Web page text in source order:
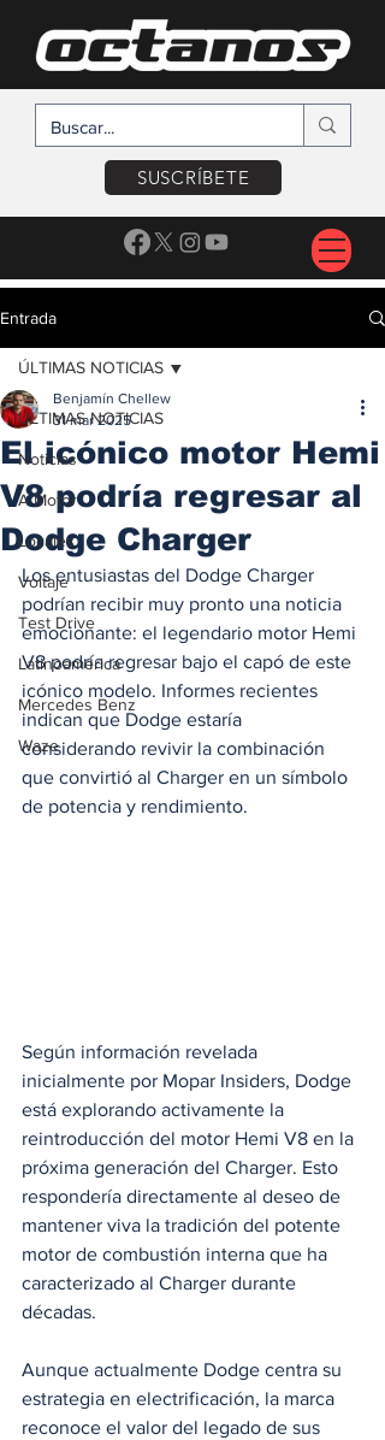
SUSCRÍBETE
Entrada
ÚLTIMAS NOTICIAS
Noticias
A Motor
Locales
Voltaje
Test Drive
Latinoamérica
Mercedes Benz
Waze
ÚLTIMAS NOTICIAS
El icónico motor Hemi
V8 podría regresar al
Dodge Charger
Benjamín Chellew
31 mar 2025
Los entusiastas del Dodge Charger
podrían recibir muy pronto una noticia
emocionante: el legendario motor Hemi
V8 podría regresar bajo el capó de este
icónico modelo. Informes recientes
indican que Dodge estaría
considerando revivir la combinación
que convirtió al Charger en un símbolo
de potencia y rendimiento.
Según información revelada
inicialmente por Mopar Insiders, Dodge
está explorando activamente la
reintroducción del motor Hemi V8 en la
próxima generación del Charger. Esto
respondería directamente al deseo de
mantener viva la tradición del potente
motor de combustión interna que ha
caracterizado al Charger durante
décadas.
Aunque actualmente Dodge centra su
estrategia en electrificación, la marca
reconoce el valor del legado de sus